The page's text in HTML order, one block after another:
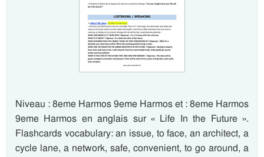
Niveau : 8eme Harmos 9eme Harmos et : 8eme Harmos
9eme Harmos en anglais sur « Life In the Future ».
Flashcards vocabulary: an issue, to face, an architect, a
cycle lane, a network, safe, convenient, to go around, a